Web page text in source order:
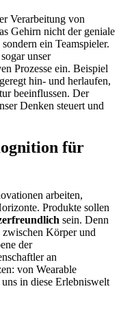
Verarbeitung von
Gehirn nicht der geniale
ein Teamspieler.
unser
Prozesse ein. Beispiel
hin- und herlaufen,
beeinflussen. Der
Denken steuert und
für
arbeiten,
Produkte sollen
sein. Denn
Körper und
der
an
von Wearable
in diese Erlebniswelt